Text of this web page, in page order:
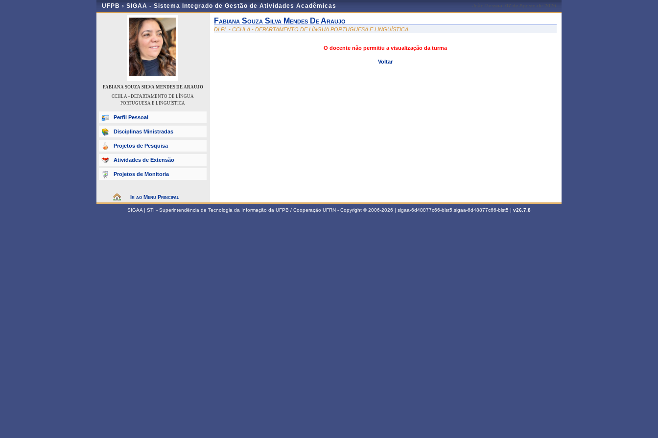
UFPB › SIGAA - Sistema Integrado de Gestão de Atividades Acadêmicas João Pessoa, 07 de Agosto de 2026
FABIANA SOUZA SILVA MENDES DE ARAUJO
CCHLA - DEPARTAMENTO DE LÍNGUA
PORTUGUESA E LINGUÍSTICA
Perfil Pessoal
Disciplinas Ministradas
Projetos de Pesquisa
Atividades de Extensão
Projetos de Monitoria
Ir ao Menu Principal
Fabiana Souza Silva Mendes De Araujo
DLPL - CCHLA - DEPARTAMENTO DE LÍNGUA PORTUGUESA E LINGUÍSTICA
O docente não permitiu a visualização da turma
Voltar
SIGAA | STI - Superintendência de Tecnologia da Informação da UFPB / Cooperação UFRN - Copyright © 2006-2026 | sigaa-6d48877c66-blst5.sigaa-6d48877c66-blst5 | v26.7.8